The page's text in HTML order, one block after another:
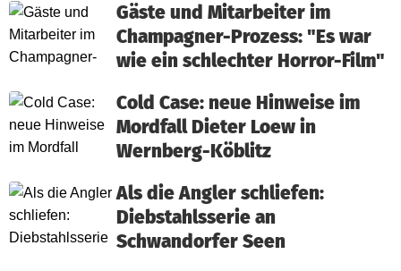
Gäste und Mitarbeiter im
Champagner-Prozess: "Es war
wie ein schlechter Horror-Film"
Cold Case: neue Hinweise im
Mordfall Dieter Loew in
Wernberg-Köblitz
Als die Angler schliefen:
Diebstahlsserie an
Schwandorfer Seen